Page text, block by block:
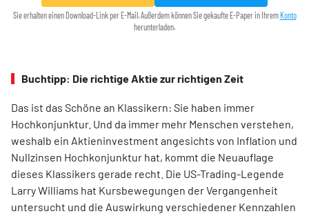
Sie erhalten einen Download-Link per E-Mail. Außerdem können Sie gekaufte E-Paper in Ihrem Konto
herunterladen.
Buchtipp: Die richtige Aktie zur richtigen Zeit
Das ist das Schöne an Klassikern: Sie haben immer
Hochkonjunktur. Und da immer mehr Menschen verstehen,
weshalb ein Aktieninvestment angesichts von Inflation und
Nullzinsen Hochkonjunktur hat, kommt die Neuauflage
dieses Klassikers gerade recht. Die US-Trading-Legende
Larry Williams hat Kursbewegungen der Vergangenheit
untersucht und die Auswirkung verschiedener Kennzahlen